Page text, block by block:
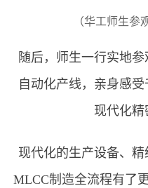
（华工师生参
随后，师生一行实地
自动化产线，亲身感
现代化精
现代化的生产设备、
MLCC制造全流程有了